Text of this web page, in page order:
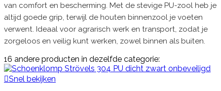
van comfort en bescherming. Met de stevige PU-zool heb je
altijd goede grip, terwijl de houten binnenzool je voeten
verwent. Ideaal voor agrarisch werk en transport, zodat je
zorgeloos en veilig kunt werken, zowel binnen als buiten.
16 andere producten in dezelfde categorie:
Snel bekijken